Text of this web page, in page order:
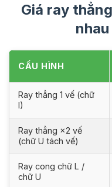
Giá ray
CẤU HÌNH
Ray thẳng 1 vế (chữ
I)
Ray thẳng ×2 vế
(chữ U tách vế)
Ray cong chữ L /
chữ U